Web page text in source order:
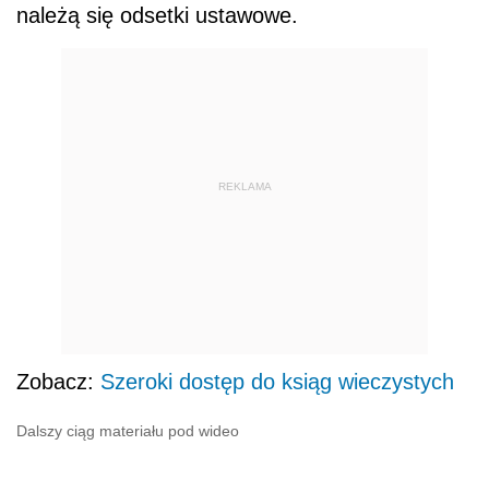
należą się odsetki ustawowe.
REKLAMA
Zobacz: Szeroki dostęp do ksiąg wieczystych
Dalszy ciąg materiału pod wideo